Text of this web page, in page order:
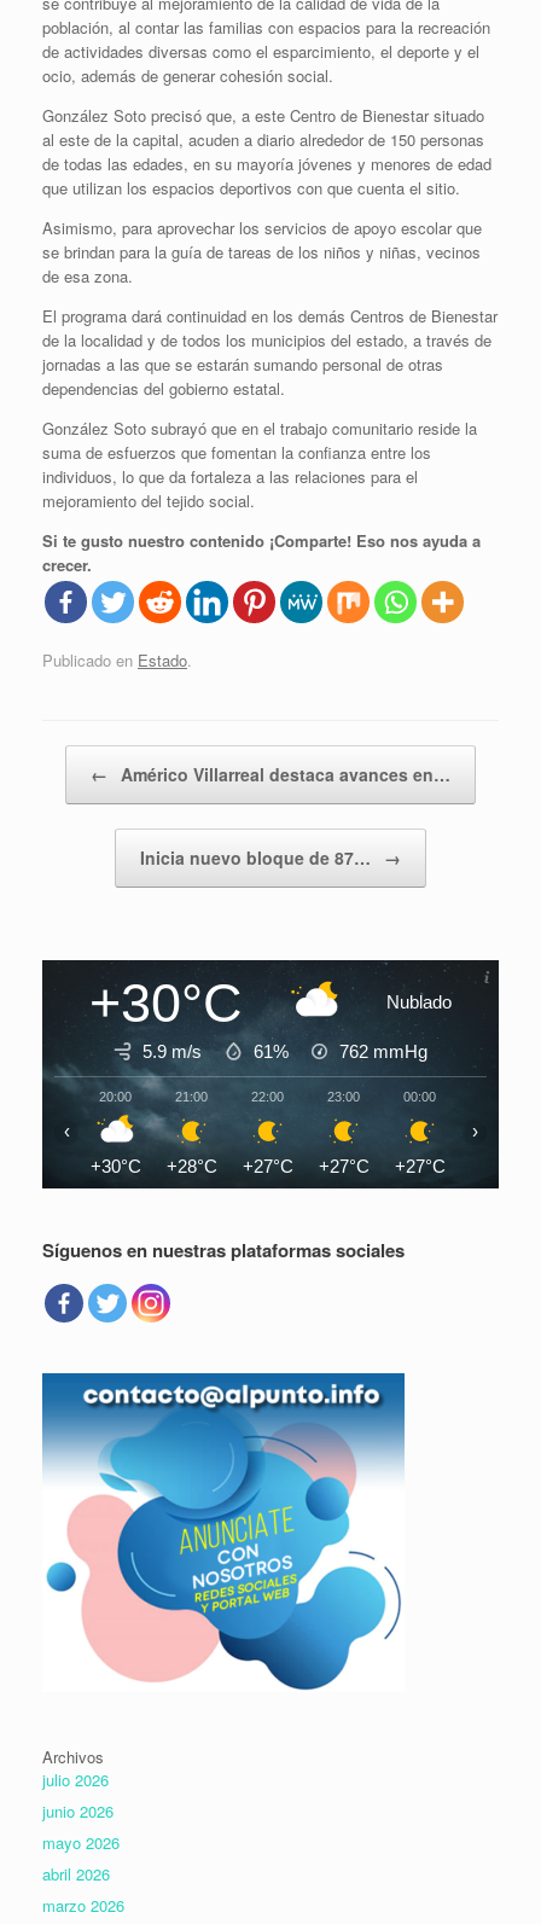
población, al contar las familias con espacios para la recreación
de actividades diversas como el esparcimiento, el deporte y el
ocio, además de generar cohesión social.
González Soto precisó que, a este Centro de Bienestar situado
al este de la capital, acuden a diario alrededor de 150 personas
de todas las edades, en su mayoría jóvenes y menores de edad
que utilizan los espacios deportivos con que cuenta el sitio.
Asimismo, para aprovechar los servicios de apoyo escolar que
se brindan para la guía de tareas de los niños y niñas, vecinos
de esa zona.
El programa dará continuidad en los demás Centros de Bienestar
de la localidad y de todos los municipios del estado, a través de
jornadas a las que se estarán sumando personal de otras
dependencias del gobierno estatal.
González Soto subrayó que en el trabajo comunitario reside la
suma de esfuerzos que fomentan la confianza entre los
individuos, lo que da fortaleza a las relaciones para el
mejoramiento del tejido social.
Si te gusto nuestro contenido ¡Comparte! Eso nos ayuda a
crecer.
Publicado en Estado.
← Américo Villarreal destaca avances en…
Inicia nuevo bloque de 87… →
+30°C Nublado
5.9 m/s 61% 762 mmHg
20:00
+30°C
21:00
+28°C
22:00
+27°C
23:00
+27°C
00:00
+27°C
‹ ›
Síguenos en nuestras plataformas sociales
Archivos
julio 2026
junio 2026
mayo 2026
abril 2026
marzo 2026